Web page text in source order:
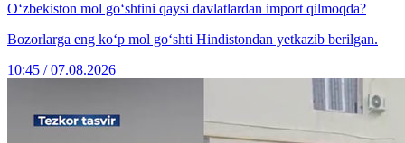
O‘zbekiston mol go‘shtini qaysi davlatlardan import qilmoqda?
Bozorlarga eng ko‘p mol go‘shti Hindistondan yetkazib berilgan.
10:45 / 07.08.2026